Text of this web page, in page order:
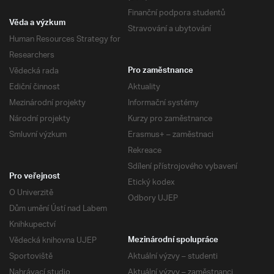
Finanční podpora studentů
Stravování a ubytování
Věda a výzkum
Human Resources Strategy for
Researchers
Vědecká rada
Ediční činnost
Mezinárodní projekty
Národní projekty
Smluvní výzkum
Pro zaměstnance
Aktuality
Informační systémy
Kurzy pro zaměstnance
Erasmus+ – zaměstnaci
Rekreace
Sdílení přístrojového vybavení
Etický kodex
Odbory UJEP
Pro veřejnost
O Univerzitě
Dům umění Ústí nad Labem
Knihkupectví
Vědecká knihovna UJEP
Sportoviště
Mezinárodní spolupráce
Aktuální výzvy – studenti